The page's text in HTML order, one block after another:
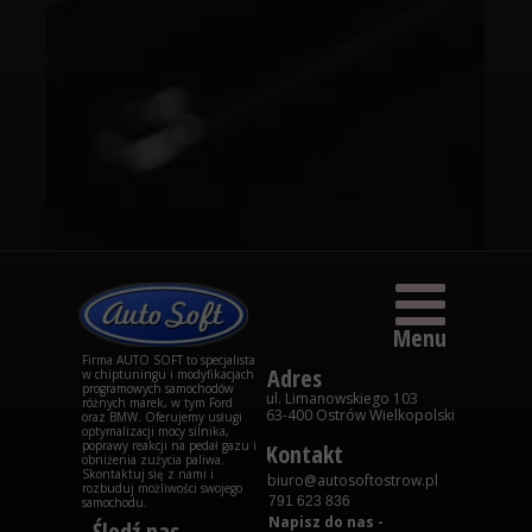
Kontakt
Napisz do nas -
Adres
Menu
Firma AUTO SOFT to specjalista
w chiptuningu i modyfikacjach
programowych samochodów
różnych marek, w tym Ford
oraz BMW. Oferujemy usługi
optymalizacji mocy silnika,
poprawy reakcji na pedał gazu i
obniżenia zużycia paliwa.
Skontaktuj się z nami i
rozbuduj możliwości swojego
samochodu.
biuro@autosoftostrow.pl
791 623 836
ul. Limanowskiego 103
63-400 Ostrów Wielkopolski